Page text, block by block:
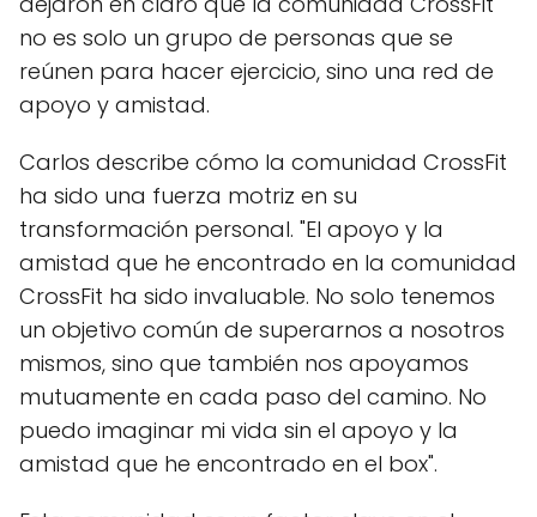
no es solo un grupo de personas que se
reúnen para hacer ejercicio, sino una red de
apoyo y amistad.
Carlos describe cómo la comunidad CrossFit
ha sido una fuerza motriz en su
transformación personal. "El apoyo y la
amistad que he encontrado en la comunidad
CrossFit ha sido invaluable. No solo tenemos
un objetivo común de superarnos a nosotros
mismos, sino que también nos apoyamos
mutuamente en cada paso del camino. No
puedo imaginar mi vida sin el apoyo y la
amistad que he encontrado en el box".